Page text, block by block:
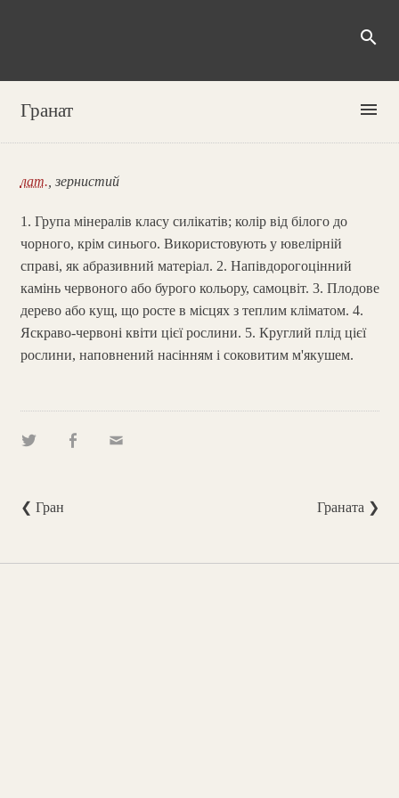
search
Гранат menu
лат. , зернистий
1. Група мінералів класу силікатів; колір від білого до
чорного, крім синього. Використовують у ювелірній
справі, як абразивний матеріал. 2. Напівдорогоцінний
камінь червоного або бурого кольору, самоцвіт. 3. Плодове
дерево або кущ, що росте в місцях з теплим кліматом. 4.
Яскраво-червоні квіти цієї рослини. 5. Круглий плід цієї
рослини, наповнений насінням і соковитим м'якушем.
❮ Гран Граната ❯